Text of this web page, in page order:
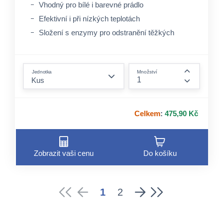
Vhodný pro bílé i barevné prádlo
Efektivní i při nízkých teplotách
Složení s enzymy pro odstranění těžkých
Jednotka Množství
Celkem: 475,90 Kč
Zobrazit vaši cenu Do košíku
1 2